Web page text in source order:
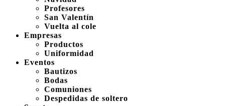
Profesores
San Valentín
Vuelta al cole
Empresas
Productos
Uniformidad
Eventos
Bautizos
Bodas
Comuniones
Despedidas de soltero